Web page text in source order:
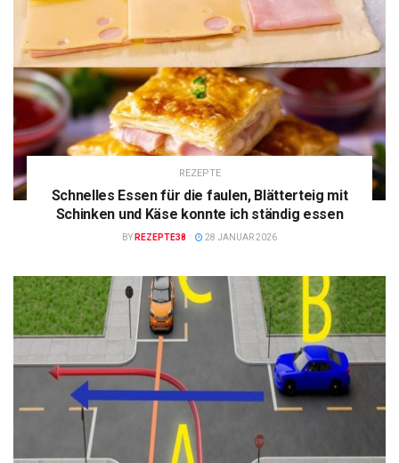
REZEPTE
Schnelles Essen für die faulen, Blätterteig mit
Schinken und Käse konnte ich ständig essen
BY REZEPTE38 28 JANUAR 2026